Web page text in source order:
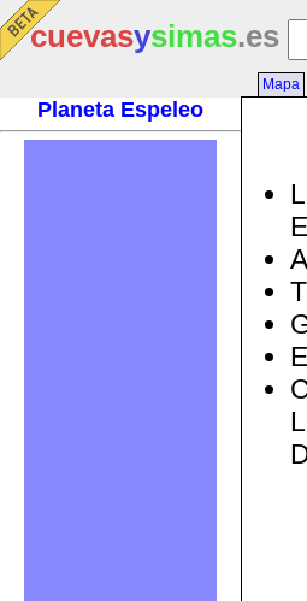
cuevasysimas.es
Planeta Espeleo
Mapa